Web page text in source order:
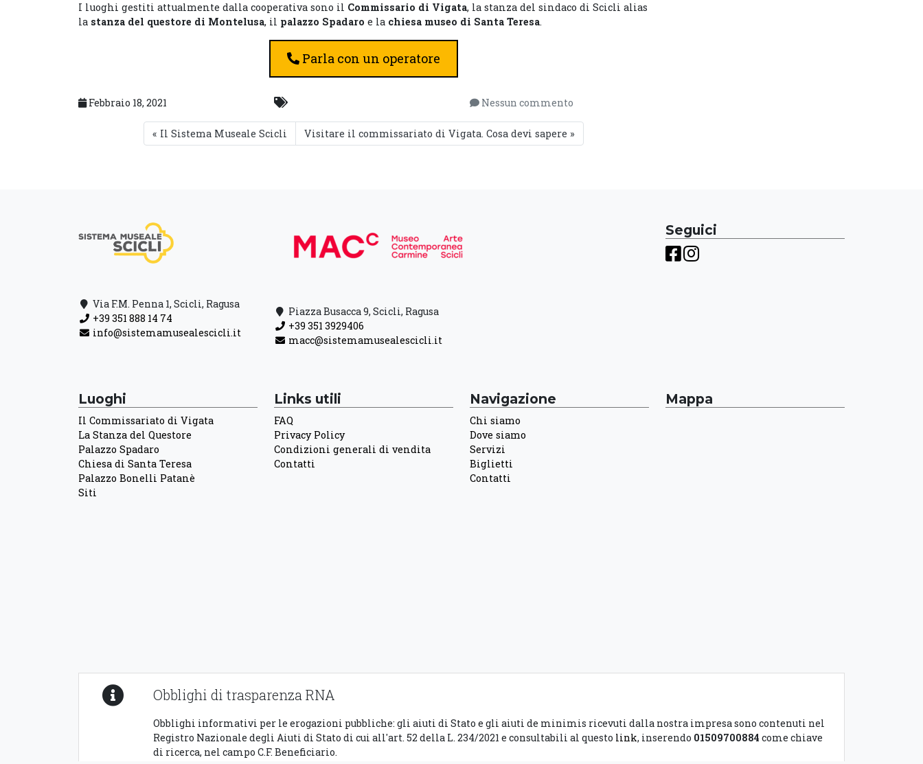
I luoghi gestiti attualmente dalla cooperativa sono il Commissario di Vigata, la stanza del sindaco di Scicli alias
la stanza del questore di Montelusa, il palazzo Spadaro e la chiesa museo di Santa Teresa.
Parla con un operatore
Febbraio 18, 2021 Nessun commento
Il Sistema Museale Scicli Visitare il commissariato di Vigata. Cosa devi sapere
Via F.M. Penna 1, Scicli, Ragusa
+39 351 888 14 74
info@sistemamusealescicli.it
Piazza Busacca 9, Scicli, Ragusa
+39 351 3929406
macc@sistemamusealescicli.it
Seguici
Luoghi
Il Commissariato di Vigata
La Stanza del Questore
Palazzo Spadaro
Chiesa di Santa Teresa
Palazzo Bonelli Patanè
Siti
Links utili
FAQ
Privacy Policy
Condizioni generali di vendita
Contatti
Navigazione
Chi siamo
Dove siamo
Servizi
Biglietti
Contatti
Mappa
Obblighi di trasparenza RNA
Obblighi informativi per le erogazioni pubbliche: gli aiuti di Stato e gli aiuti de minimis ricevuti dalla nostra impresa sono contenuti nel
Registro Nazionale degli Aiuti di Stato di cui all'art. 52 della L. 234/2021 e consultabili al questo link, inserendo 01509700884 come chiave
di ricerca, nel campo C.F. Beneficiario.